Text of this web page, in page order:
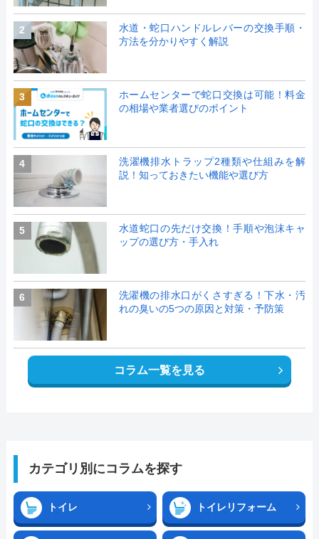
2
水道・蛇口ハンドルレバーの交換手順・
方法を分かりやすく解説
3
ホームセンターで蛇口交換は可能！料金
の相場や業者選びのポイント
4
洗濯機排水トラップ2種類や仕組みを解
説！知っておきたい機能や選び方
5
水道蛇口の先だけ交換！手順や泡沫キャ
ップの選び方・手入れ
6
洗濯機の排水口がくさすぎる！下水・汚
れの臭いの5つの原因と対策・予防策
コラム一覧を見る
カテゴリ別にコラムを探す
トイレ トイレリフォーム